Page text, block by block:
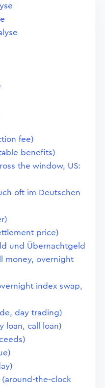
fee)
benefits)
the window, US:
oft im Deutschen
price)
und Übernachtgeld
money, overnight
index swap,
day trading)
loan, call loan)
(around-the-clock